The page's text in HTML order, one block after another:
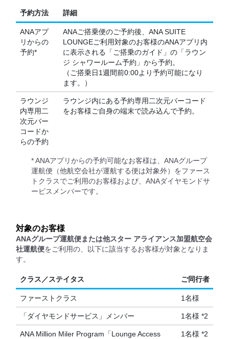
予約方法 詳細
ANAアプ
リからの
予約*
ANAご搭乗便のご予約後、ANA SUITE
LOUNGEご利用対象のお客様のANAアプリ内
に表示される「ご搭乗のガイド」の「ラウン
ジ シャワールーム予約」から予約。
（ご搭乗日1週間前0:00より予約可能になり
ます。）
ラウンジ
内専用二
次元バー
コードか
らの予約
ラウンジ内にある予約専用二次元バーコード
をお客様ご自身の端末で読み込んで予約。
* ANAアプリからの予約可能なお客様は、ANAグループ
運航便（他航空会社が運航する便は対象外）をファース
トクラスでご利用のお客様および、ANAダイヤモンドサ
ービスメンバーです。
対象のお客様
ANAグループ運航便または他スター アライアンス加盟航空会
社運航便をご利用の、以下に該当するお客様が対象となりま
す。
クラス／ステイタス ご同行者
ファーストクラス 1名様
「ダイヤモンドサービス」メンバー 1名様 *2
ANA Million Miler Program「Lounge Access
1名様 *2